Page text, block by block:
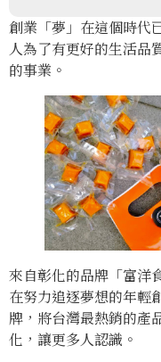
創業「夢」在這個時代
人為了有更好的生活品
的事業。
來自彰化的品牌「富洋
在努力追逐夢想的年輕
牌，將台灣最熱銷的產
化，讓更多人認識。